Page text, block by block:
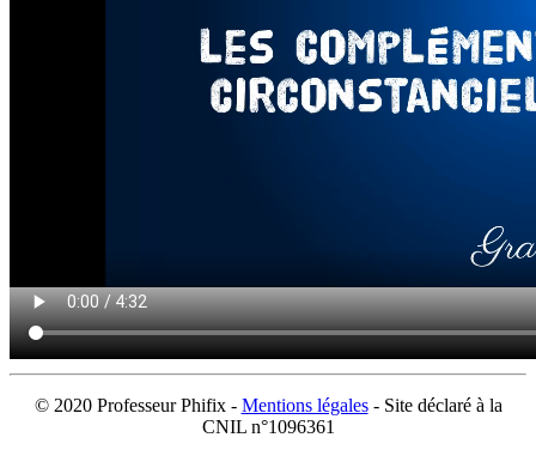
© 2020 Professeur Phifix - Mentions légales- Site déclaré à la
CNIL n°1096361